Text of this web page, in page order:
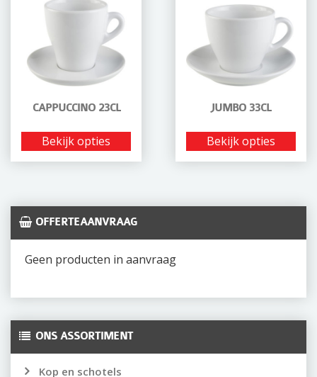
CAPPUCCINO 23CL
Bekijk opties
JUMBO 33CL
Bekijk opties
OFFERTEAANVRAAG
Geen producten in aanvraag
ONS ASSORTIMENT
Kop en schotels